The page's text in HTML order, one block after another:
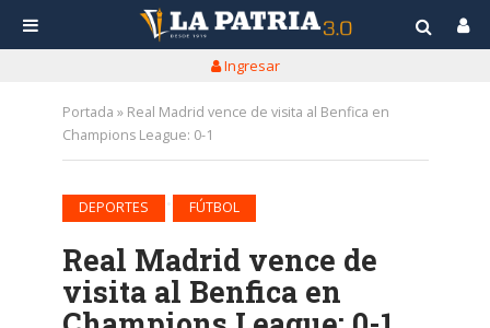
Ingresar
Portada » Real Madrid vence de visita al Benfica en
Champions League: 0-1
DEPORTES FÚTBOL
Real Madrid vence de
visita al Benfica en